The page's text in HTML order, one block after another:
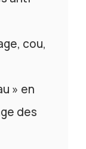
cou,
» en
des